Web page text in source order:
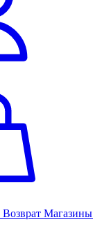
Возврат Магазины